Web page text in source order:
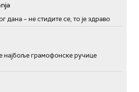
дана – не стидите се, то је здраво
најбоље грамофонске ручице